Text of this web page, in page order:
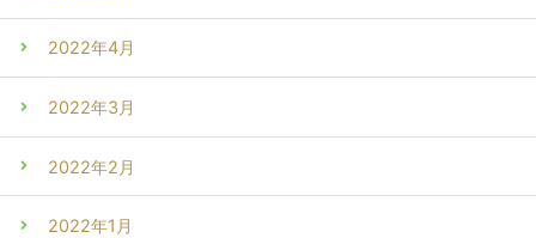
2022年4月
2022年3月
2022年2月
2022年1月